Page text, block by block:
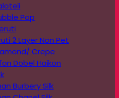
Pop
2 Layer Non Pet
Crepe
Dobel Haikon
Burbery Silk